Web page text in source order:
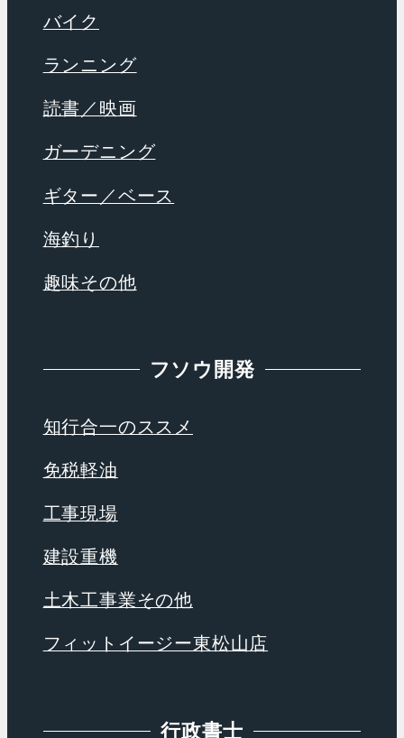
バイク
ランニング
読書／映画
ガーデニング
ギター／ベース
海釣り
趣味その他
フソウ開発
知行合一のススメ
免税軽油
工事現場
建設重機
土木工事業その他
フィットイージー東松山店
行政書士